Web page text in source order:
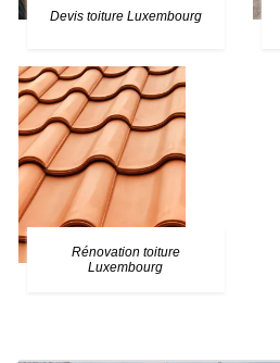
Devis toiture Luxembourg
Rénovation toiture
Luxembourg